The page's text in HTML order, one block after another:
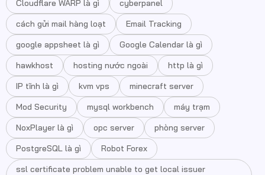
Cloudflare WARP là gì
cyberpanel
cách gửi mail hàng loạt
Email Tracking
google appsheet là gì
Google Calendar là gì
hawkhost
hosting nước ngoài
http là gì
IP tĩnh là gì
kvm vps
minecraft server
Mod Security
mysql workbench
máy trạm
NoxPlayer là gì
opc server
phòng server
PostgreSQL là gì
Robot Forex
ssl certificate problem unable to get local issuer